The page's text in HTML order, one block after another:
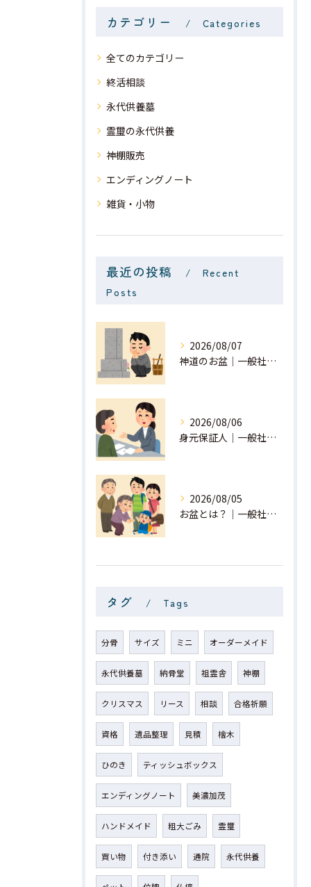
カテゴリー Categories
全てのカテゴリー
終活相談
永代供養墓
霊璽の永代供養
神棚販売
エンディングノート
雑貨・小物
最近の投稿
Recent
Posts
2026/08/07
神道のお盆｜一般社団法人 星月
2026/08/06
身元保証人｜一般社団法人 星月
2026/08/05
お盆とは？｜一般社団法人 星月
タグ Tags
分骨 サイズ ミニ オーダーメイド
永代供養墓 納骨堂 祖霊舎 神棚
クリスマス リース 相談 合格祈願
資格 遺品整理 見積 檜木
ひのき ティッシュボックス
エンディングノート 美濃加茂
ハンドメイド 粗大ごみ 霊璽
買い物 付き添い 通院 永代供養